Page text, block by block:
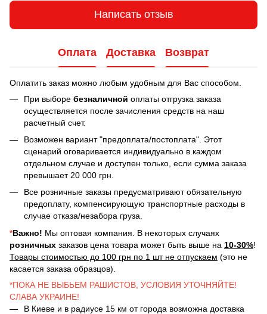
Написать отзыв
Оплата Доставка Возврат
Оплатить заказ можно любым удобным для Вас способом.
При выборе безналичной оплаты отгрузка заказа
осуществляется после зачисления средств на наш
расчетный счет.
Возможен вариант "предоплата/постоплата". Этот
сценарий оговаривается индивидуально в каждом
отдельном случае и доступен только, если сумма заказа
превышает 20 000 грн.
Все розничные заказы предусматривают обязательную
предоплату, компенсирующую транспортные расходы в
случае отказа/незабора груза.
*Важно! Мы оптовая компания. В некоторых случаях
розничных заказов цена товара может быть выше на 10-30%!
Товары стоимостью до 100 грн по 1 шт не отпускаем (это не
касается заказа образцов).
*ПОКА НЕ ВЫБЬЕМ РАШИСТОВ, УСЛОВИЯ УТОЧНЯЙТЕ!
СЛАВА УКРАИНЕ!
В Киеве и в радиусе 15 км от города возможна доставка